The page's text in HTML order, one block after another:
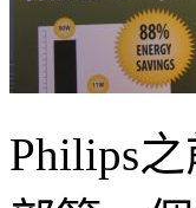
Philips